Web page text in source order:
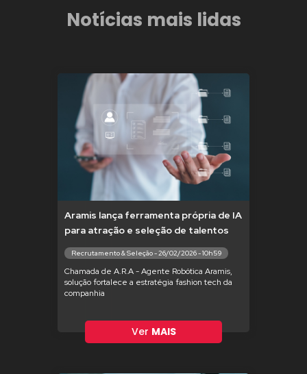
Notícias mais lidas
Aramis lança ferramenta própria de IA
para atração e seleção de talentos
Recrutamento & Seleção - 26/02/2026 - 10h59
Chamada de A.R.A - Agente Robótica Aramis,
solução fortalece a estratégia fashion tech da
companhia
Ver MAIS